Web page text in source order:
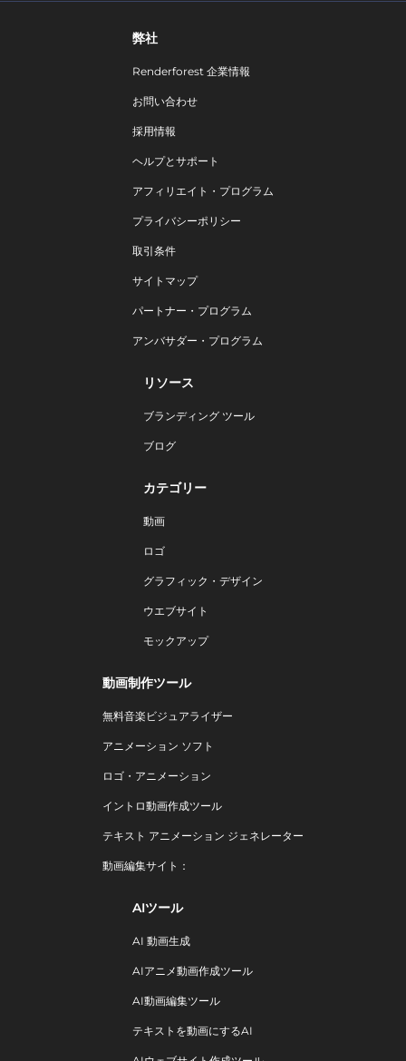
弊社
Renderforest 企業情報
お問い合わせ
採用情報
ヘルプとサポート
アフィリエイト・プログラム
プライバシーポリシー
取引条件
サイトマップ
パートナー・プログラム
アンバサダー・プログラム
リソース
ブランディング ツール
ブログ
カテゴリー
動画
ロゴ
グラフィック・デザイン
ウエブサイト
モックアップ
動画制作ツール
無料音楽ビジュアライザー
アニメーション ソフト
ロゴ・アニメーション
イントロ動画作成ツール
テキスト アニメーション ジェネレーター
動画編集サイト：
AIツール
AI 動画生成
AIアニメ動画作成ツール
AI動画編集ツール
テキストを動画にするAI